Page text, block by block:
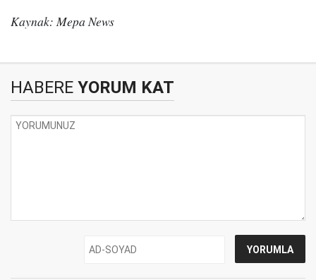
Kaynak: Mepa News
HABERE YORUM KAT